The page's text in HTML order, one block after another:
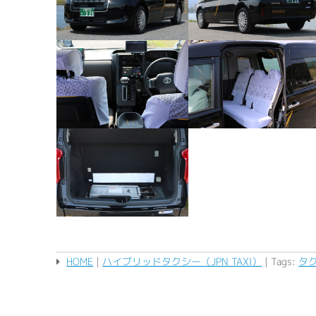
HOME | ハイブリッドタクシー（JPN TAXI） | Tags: タ